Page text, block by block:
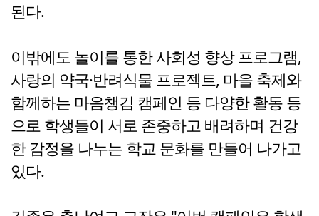
된다.
이밖에도 놀이를 통한 사회성 향상 프로그램,
사랑의 약국·반려식물 프로젝트, 마을 축제와
함께하는 마음챙김 캠페인 등 다양한 활동 등
으로 학생들이 서로 존중하고 배려하며 건강
한 감정을 나누는 학교 문화를 만들어 나가고
있다.